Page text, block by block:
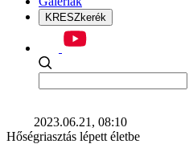
KRESZkerék
2023.06.21, 08:10
Hőségriasztás lépett életbe